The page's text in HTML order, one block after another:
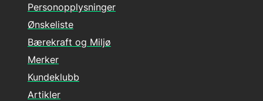
Personopplysninger
Ønskeliste
Bærekraft og Miljø
Merker
Kundeklubb
Artikler